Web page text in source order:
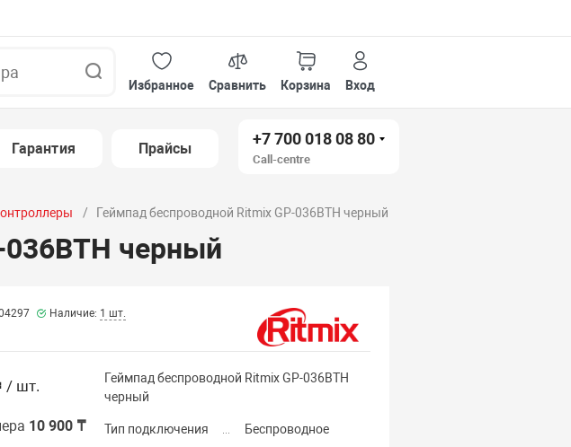
Избранное
Сравнить Корзина Вход
Гарантия Прайсы
+7 700 018 08 80
Call-centre
Геймпад беспроводной Ritmix GP-036BTH черный
черный
Наличие: 1 шт.
/ шт.
10 900 ₸
Геймпад беспроводной Ritmix GP-036BTH
черный
Тип подключения Беспроводное